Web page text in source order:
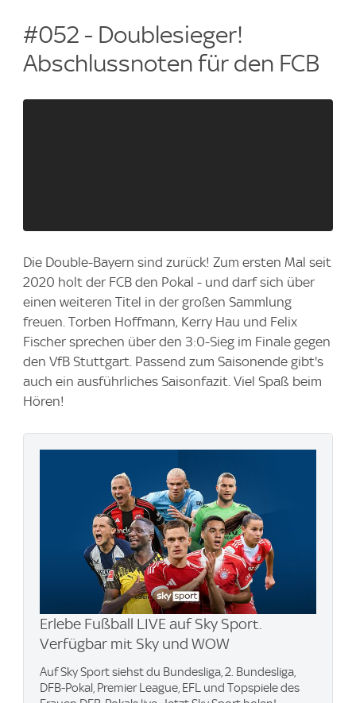
#052 - Doublesieger!
Abschlussnoten für den FCB
Die Double-Bayern sind zurück! Zum ersten Mal seit
2020 holt der FCB den Pokal - und darf sich über
einen weiteren Titel in der großen Sammlung
freuen. Torben Hoffmann, Kerry Hau und Felix
Fischer sprechen über den 3:0-Sieg im Finale gegen
den VfB Stuttgart. Passend zum Saisonende gibt's
auch ein ausführliches Saisonfazit. Viel Spaß beim
Hören!
Erlebe Fußball LIVE auf Sky Sport.
Verfügbar mit Sky und WOW
Auf Sky Sport siehst du Bundesliga, 2. Bundesliga,
DFB-Pokal, Premier League, EFL und Topspiele des